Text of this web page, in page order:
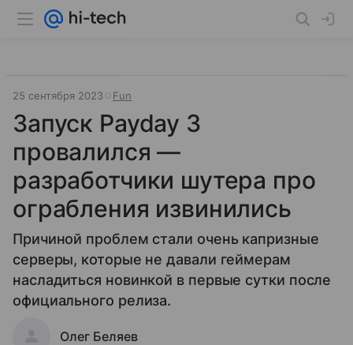
25 сентября 2023 Fun
Запуск Payday 3
провалился —
разработчики шутера про
ограбления извинились
Причиной проблем стали очень капризные
серверы, которые не давали геймерам
насладиться новинкой в первые сутки после
официального релиза.
Олег Беляев